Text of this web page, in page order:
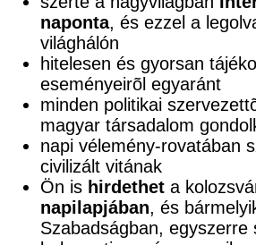
naponta, és ezzel a
világhálón
hitelesen és gyorsan
eseményeirõl egyaránt
minden politikai
magyar társadalom
napi vélemény-rovatában
civilizált vitának
Ön is hirdethet a
napilapjában, és
Szabadságban, egyszerre